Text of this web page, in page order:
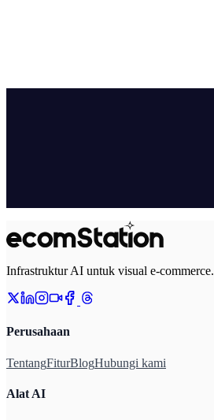
Infrastruktur AI untuk visual e-commerce.
Perusahaan
TentangFiturBlogHubungi kami
Alat AI